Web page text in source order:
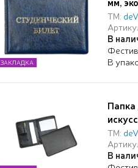
ТМ:
В
В
ЗАКЛАДКА
Папка
ТМ:
В